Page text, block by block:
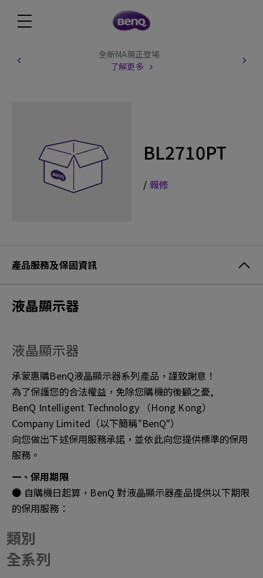
全新MA現正登場
了解更多
BL2710PT
/ 報修
產品服務及保固資訊
液晶顯示器
液晶顯示器
承蒙惠購BenQ液晶顯示器系列產品，謹致謝意！
為了保護您的合法權益，免除您購機的後顧之憂,
BenQ Intelligent Technology （Hong Kong）
Company Limited（以下簡稱"BenQ"）
向您做出下述保用服務承諾，並依此向您提供標準的保用
服務。
一、保用期限
● 自購機日起算，BenQ 對液晶顯示器產品提供以下期限
的保用服務：
類別
全系列